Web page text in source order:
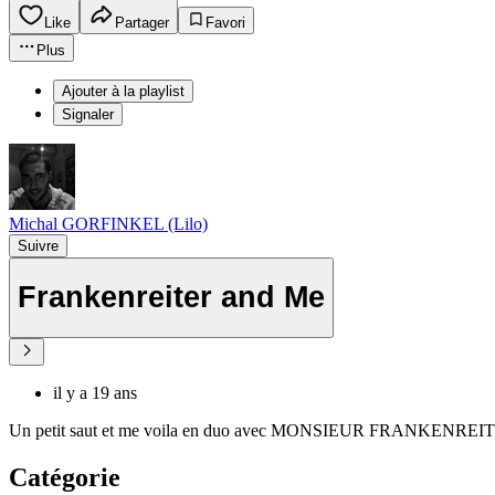
Like Partager
Favori
Plus
Ajouter à la playlist
Signaler
Michal GORFINKEL (Lilo)
Suivre
Frankenreiter and Me
il y a 19 ans
Un petit saut et me voila en duo avec MONSIEUR
Catégorie